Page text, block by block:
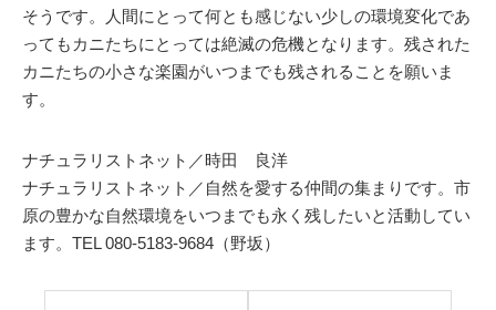
そうです。人間にとって何とも感じない少しの環境変化であ
ってもカニたちにとっては絶滅の危機となります。残された
カニたちの小さな楽園がいつまでも残されることを願いま
す。
ナチュラリストネット／時田 良洋
ナチュラリストネット／自然を愛する仲間の集まりです。市
原の豊かな自然環境をいつまでも永く残したいと活動してい
ます。TEL 080-5183-9684（野坂）